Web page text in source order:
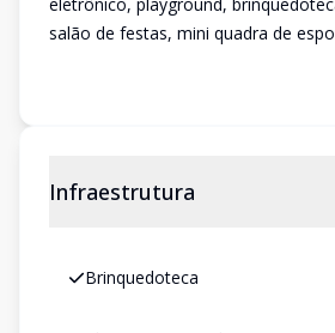
salão de festas, mini quadra de
Infraestrutura
Brinquedoteca